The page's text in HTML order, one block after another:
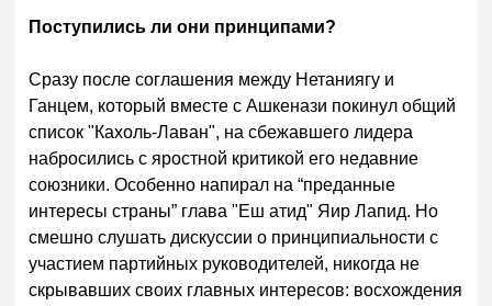
Поступились ли они принципами?
Сразу после соглашения между Нетаниягу и
Ганцем, который вместе с Ашкенази покинул общий
список "Кахоль-Лаван", на сбежавшего лидера
набросились с яростной критикой его недавние
союзники. Особенно напирал на “преданные
интересы страны” глава "Еш атид" Яир Лапид. Но
смешно слушать дискуссии о принципиальности с
участием партийных руководителей, никогда не
скрывавших своих главных интересов: восхождения